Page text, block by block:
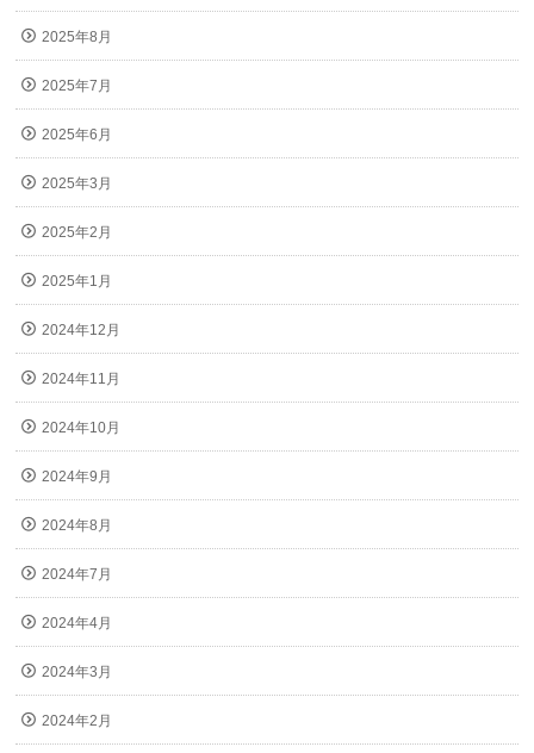
2025年8月
2025年7月
2025年6月
2025年3月
2025年2月
2025年1月
2024年12月
2024年11月
2024年10月
2024年9月
2024年8月
2024年7月
2024年4月
2024年3月
2024年2月